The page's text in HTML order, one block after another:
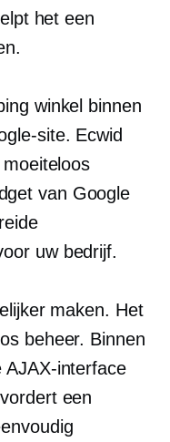
het een
winkel binnen
site. Ecwid
van Google
uw bedrijf.
maken. Het
beheer. Binnen
AJAX-interface
een